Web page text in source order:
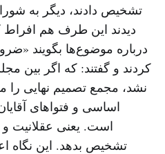
تشخیص دادند، دیگر به
دیدند این طرف هم افراط
درباره موضوع‌ها بگویند
کردند و گفتند: که اگر بین
نشد، مجمع تصمیم نهایی را
اساسی و فتواهای
است. یعنی عقلانیت
تشخیص بدهد. این نگاه